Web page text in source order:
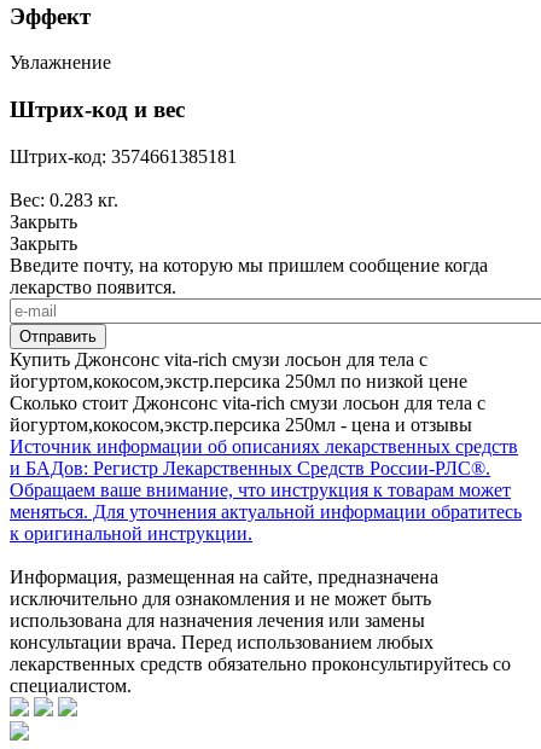
Эффект
Увлажнение
Штрих-код и вес
Штрих-код: 3574661385181
Вес: 0.283 кг.
Закрыть
Закрыть
Введите почту, на которую мы пришлем сообщение когда
лекарство появится.
Купить Джонсонс vita-rich смузи лосьон для тела с
йогуртом,кокосом,экстр.персика 250мл по низкой цене
Сколько стоит Джонсонс vita-rich смузи лосьон для тела с
йогуртом,кокосом,экстр.персика 250мл - цена и отзывы
Источник информации об описаниях лекарственных средств
и БАДов: Регистр Лекарственных Средств России-РЛС®.
Обращаем ваше внимание, что инструкция к товарам может
меняться. Для уточнения актуальной информации обратитесь
к оригинальной инструкции.
Информация, размещенная на сайте, предназначена
исключительно для ознакомления и не может быть
использована для назначения лечения или замены
консультации врача. Перед использованием любых
лекарственных средств обязательно проконсультируйтесь со
специалистом.